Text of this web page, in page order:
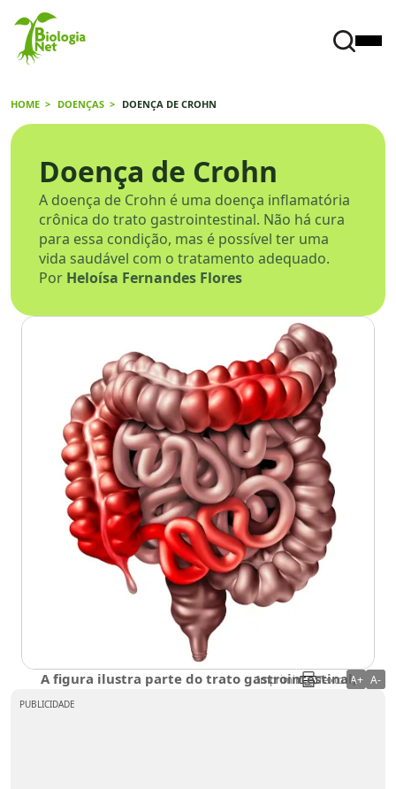
HOME DOENÇAS DOENÇA DE CROHN
Doença de Crohn
A doença de Crohn é uma doença inflamatória
crônica do trato gastrointestinal. Não há cura
para essa condição, mas é possível ter uma
vida saudável com o tratamento adequado.
Por Heloísa Fernandes Flores
A figura ilustra parte do trato gastrointestinal,
destacando em vermelho as diferentes regiões que
Imprimir Texto: A+ A-
PUBLICIDADE